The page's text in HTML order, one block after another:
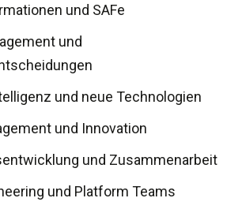
und SAFe
und
und neue Technologien
und Innovation
und Zusammenarbeit
und Platform Teams